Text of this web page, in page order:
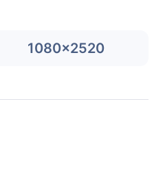
1080x2520